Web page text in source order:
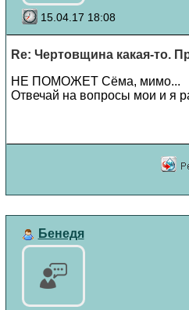
15.04.17 18:08
Re: Чертовщина какая-то.
НЕ ПОМОЖЕТ Сёма, мимо...
Отвечай на вопросы мои и я
Бенедя